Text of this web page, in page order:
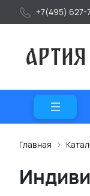
+7(495) 627-
Главная